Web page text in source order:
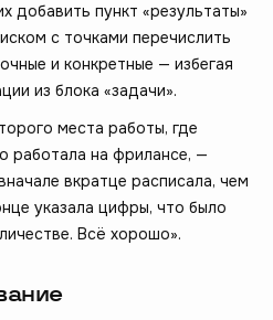
добавить пункт «результаты»
с точками перечислить
и конкретные — избегая
из блока «задачи».
места работы, где
работала на фрилансе, —
вкратце расписала, чем
указала цифры, что было
Всё хорошо».